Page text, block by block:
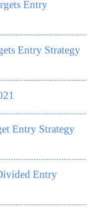
Entry
Entry Strategy
Entry Strategy
Entry